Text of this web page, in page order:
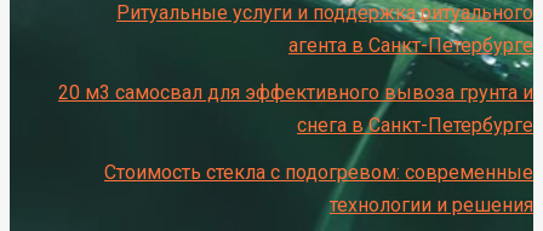
Ритуальные услуги и поддержка ритуального
агента в Санкт-Петербурге
20 м3 самосвал для эффективного вывоза грунта и
снега в Санкт-Петербурге
Стоимость стекла с подогревом: современные
технологии и решения